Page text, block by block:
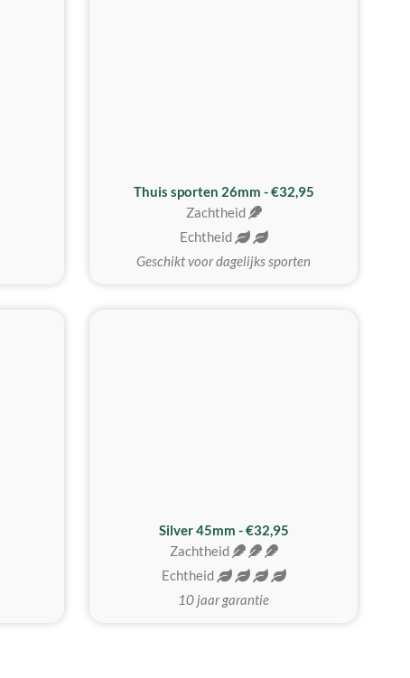
Thuis sporten 26mm - €32,95
Zachtheid
Echtheid
Geschikt voor dagelijks sporten
MEEST GEKOZEN
Silver 45mm - €32,95
Zachtheid
Echtheid
10 jaar garantie